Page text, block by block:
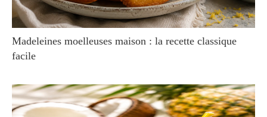
Madeleines moelleuses maison : la recette classique
facile